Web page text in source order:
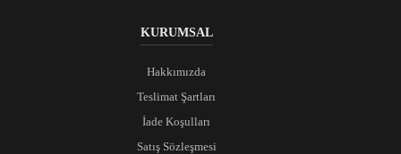
KURUMSAL
Hakkımızda
Teslimat Şartları
İade Koşulları
Satış Sözleşmesi